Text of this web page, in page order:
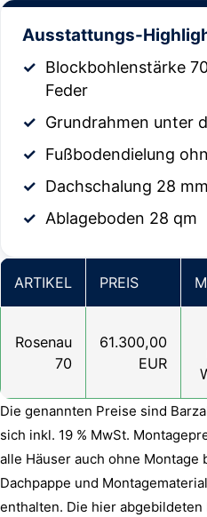
Ausstattungs-
Blockbohlenstärke
Feder
Grundrahmen unter
Fußbodendielung
Dachschalung 28
Ablageboden 28 qm
ARTIKEL PREIS
Rosenau
70
61.300,00
EUR
Die genannten Preise sind
sich inkl. 19 % MwSt.
alle Häuser auch ohne Montage
Dachpappe und
enthalten. Die hier abgebildeten